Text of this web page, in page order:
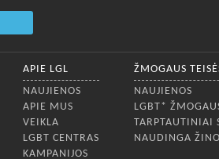
APIE LGL
NAUJIENOS
APIE MUS
VEIKLA
LGBT CENTRAS
KAMPANIJOS
ŽMOGAUS
NAUJIENOS
LGBT*
TARPTAUTINIAI
NAUDINGA